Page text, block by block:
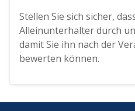
Stellen Sie sich sicher,
Alleinunterhalter durch
damit Sie ihn nach der
bewerten können.